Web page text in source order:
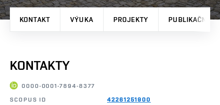
KONTAKT VÝUKA PROJEKTY PUBLIKAČNÍ
KONTAKTY
0000-0001-7894-8377
SCOPUS ID 42261251900